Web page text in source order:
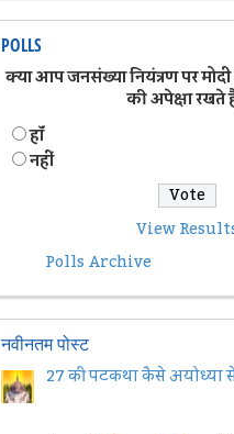
POLLS
क्या आप जनसंख्या नियंत्रण पर
की अपेक्षा रखते
हॉं
नहीं
View
Polls Archive
नवीनतम पोस्ट
27 की पटकथा कैसे अयोध्या